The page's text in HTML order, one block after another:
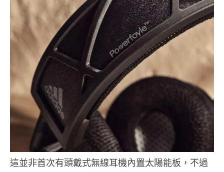
這並非首次有頭戴式無線耳機內置太陽能板，不過